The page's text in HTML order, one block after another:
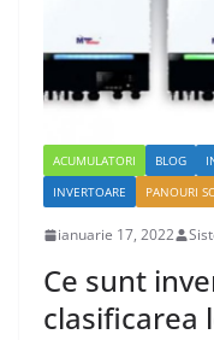
ACUMULATORI BLOG
INVERTOARE
PANOURI
ianuarie 17, 2022
Ce sunt
clasificarea